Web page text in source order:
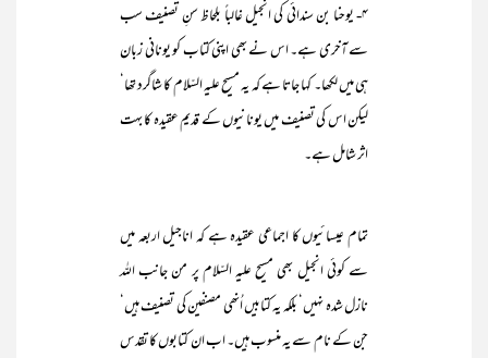
۴- یوحنا بن سندائی کی انجیل غالباً بلحاظ سنِ تصنیف سب
سے آخری ہے۔ اس نے بھی اپنی کتاب کو یونانی زبان
ہی میں لکھا۔ کہا جاتا ہے کہ یہ مسیح علیہ السّلام کا شاگرد تھا‘
لیکن اس کی تصنیف میں یونانیوں کے قدیم عقیدہ کا بہت
اثر شامل ہے۔
تمام عیسائیوں کا اجماعی عقیدہ ہے کہ اناجیل اربعہ میں
سے کوئی انجیل بھی مسیح علیہ السّلام پر من جانب اللہ
نازل شدہ نہیں‘ بلکہ یہ کتابیں اُنھی مصنفین کی تصنیف ہیں‘
جن کے نام سے یہ منسوب ہیں۔ اب ان کتابوں کا تقدس